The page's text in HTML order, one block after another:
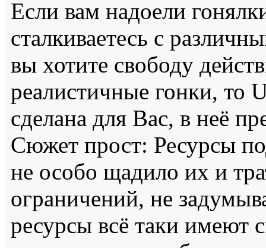
Если вам надоели
сталкиваетесь с
вы хотите свободу
реалистичные гонки, то
сделана для Вас, в неё
Сюжет прост: Ресурсы
не особо щадило их и
ограничений, не
ресурсы всё таки имеют